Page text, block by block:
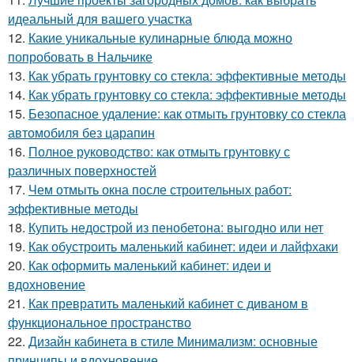
идеальный для вашего участка
12. Какие уникальные кулинарные блюда можно
попробовать в Нальчике
13. Как убрать грунтовку со стекла: эффективные методы
14. Как убрать грунтовку со стекла: эффективные методы
15. Безопасное удаление: как отмыть грунтовку со стекла
автомобиля без царапин
16. Полное руководство: как отмыть грунтовку с
различных поверхностей
17. Чем отмыть окна после строительных работ:
эффективные методы
18. Купить недострой из пенобетона: выгодно или нет
19. Как обустроить маленький кабинет: идеи и лайфхаки
20. Как оформить маленький кабинет: идеи и
вдохновение
21. Как превратить маленький кабинет с диваном в
функциональное пространство
22. Дизайн кабинета в стиле Минимализм: основные